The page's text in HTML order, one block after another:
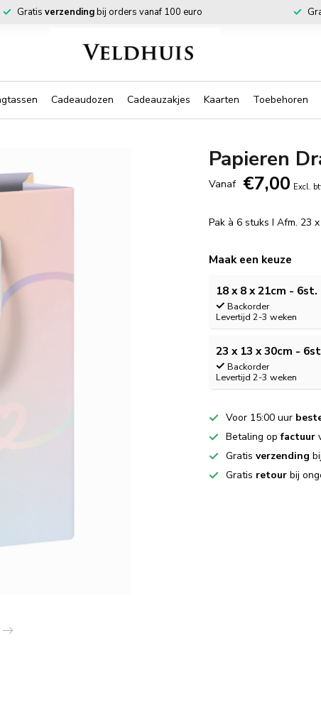
Gratis verzendingbij orders vanaf 100 euro
Cadeaudozen Cadeauzakjes Kaarten Toebehoren
Papieren
Vanaf €7,00 Excl.
Pak à 6 stuks I Afm. 23
Maak een keuze
18 x 8 x 21cm - 6st.
Backorder
Levertijd 2-3 weken
23 x 13 x 30cm -
Backorder
Levertijd 2-3 weken
Voor 15:00 uur
Betaling opfactuur
Gratisverzending
Gratis retour bij